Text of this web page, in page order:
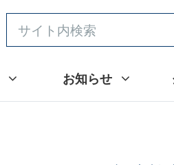
お知らせ